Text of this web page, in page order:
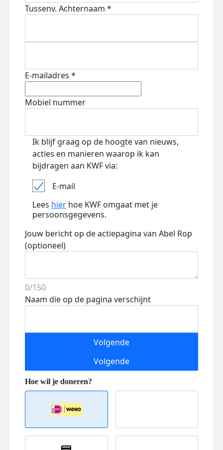
Tussenv. Achternaam *
E-mailadres *
Mobiel nummer
Ik blijf graag op de hoogte van nieuws,
acties en manieren waarop ik kan
bijdragen aan KWF via:
E-mail
Lees hier hoe KWF omgaat met je
persoonsgegevens.
Jouw bericht op de actiepagina van Abel Rop
(optioneel)
0/150
Naam die op de pagina verschijnt
Volgende
Volgende